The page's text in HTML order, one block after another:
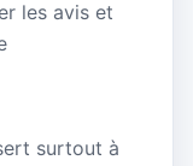
les avis et
surtout à